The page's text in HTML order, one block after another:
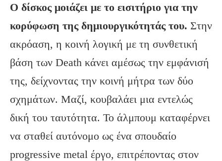
Ο δίσκος μοιάζει με το εισιτήριο για την
κορύφωση της δημιουργικότητάς του. Στην
ακρόαση, η κοινή λογική με τη συνθετική
βάση των Death κάνει αμέσως την εμφάνισή
της, δείχνοντας την κοινή μήτρα των δύο
σχημάτων. Μαζί, κουβαλάει μια εντελώς
δική του ταυτότητα. Το άλμπουμ καταφέρνει
να σταθεί αυτόνομο ως ένα σπουδαίο
progressive metal έργο, επιτρέποντας στον